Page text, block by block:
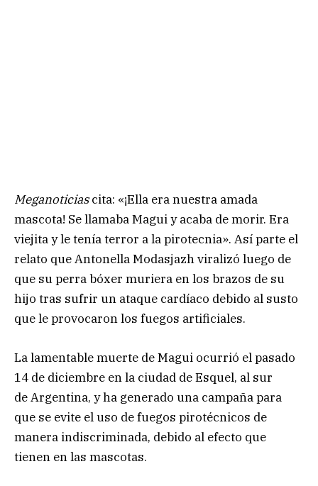
Meganoticiascita: «¡Ella era nuestra amada
mascota! Se llamaba Magui y acaba de morir. Era
viejita y le tenía terror a la pirotecnia». Así parte el
relato que Antonella Modasjazh viralizó luego de
que su perra bóxer muriera en los brazos de su
hijo tras sufrir un ataque cardíaco debido al susto
que le provocaron los fuegos artificiales.
La lamentable muerte de Magui ocurrió el pasado
14 de diciembre en la ciudad de Esquel, al sur
de Argentina, y ha generado una campaña para
que se evite el uso de fuegos pirotécnicos de
manera indiscriminada, debido al efecto que
tienen en las mascotas.